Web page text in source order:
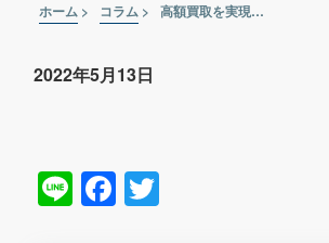
ホーム > コラム > 高額買取を実現！リフトを買取に出すなら5つのポイントを意識しよう
2022年5月13日
LineFacebook